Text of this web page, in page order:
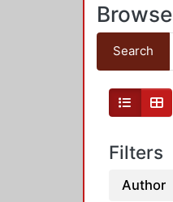
Browse
Search
Filters
Author